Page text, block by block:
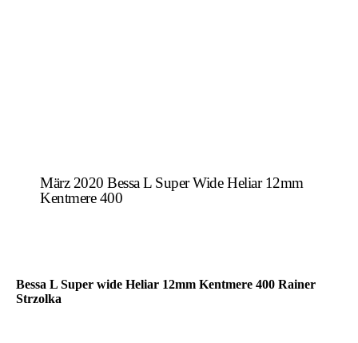
März 2020 Bessa L Super Wide Heliar 12mm
Kentmere 400
Bessa L Super wide Heliar 12mm Kentmere 400 Rainer
Strzolka